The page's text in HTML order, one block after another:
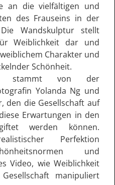
an die vielfältigen und
des Frauseins in der
Wandskulptur stellt
Weiblichkeit dar und
Charakter und
Schönheit.
stammt von der
Yolanda Ng und
den die Gesellschaft auf
Erwartungen in den
werden können.
Perfektion
und
Video, wie Weiblichkeit
manipuliert